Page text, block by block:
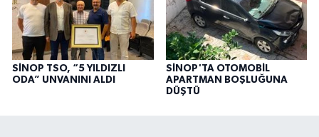
SİNOP TSO, “5 YILDIZLI
ODA” UNVANINI ALDI
SİNOP'TA OTOMOBİL
APARTMAN BOŞLUĞUNA
DÜŞTÜ